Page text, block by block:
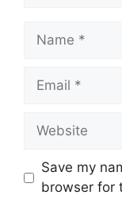
Name
Email
Website
Save my
browser for